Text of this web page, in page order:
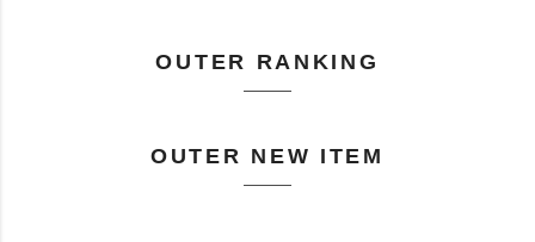
OUTER RANKING
OUTER NEW ITEM